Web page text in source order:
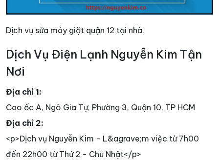
Dịch vụ sửa máy giặt quận 12 tại nhà.
Dịch Vụ Điện Lạnh Nguyễn Kim Tận
Nơi
Địa chỉ 1:
Cao ốc A, Ngô Gia Tự, Phường 3, Quận 10, TP HCM
Địa chỉ 2:
<p>Dịch vụ Nguyễn Kim - L&agrave;m việc từ 7h00
đến 22h00 từ Thứ 2 - Chủ Nhật</p>